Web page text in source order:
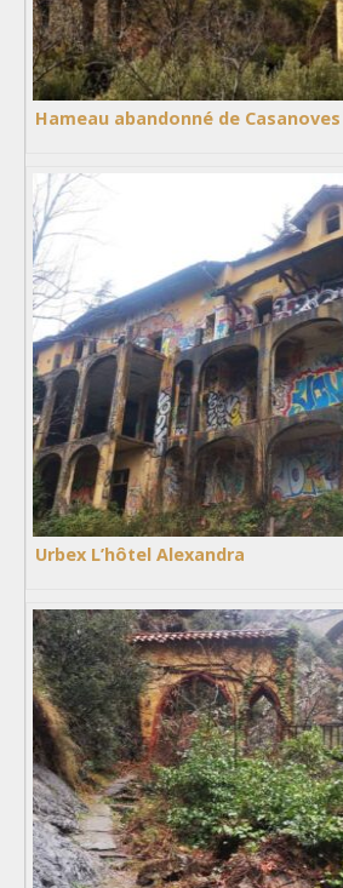
Hameau abandonné de Casanoves
Urbex L’hôtel Alexandra